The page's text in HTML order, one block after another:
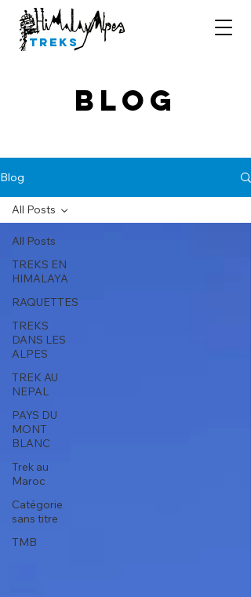
Treks
Blog
Blog
All Posts
TREKS EN
HIMALAYA
RAQUETTES
TREKS
DANS LES
ALPES
TREK AU
NEPAL
PAYS DU
MONT
BLANC
Trek au
Maroc
Catégorie
sans titre
TMB
All Posts